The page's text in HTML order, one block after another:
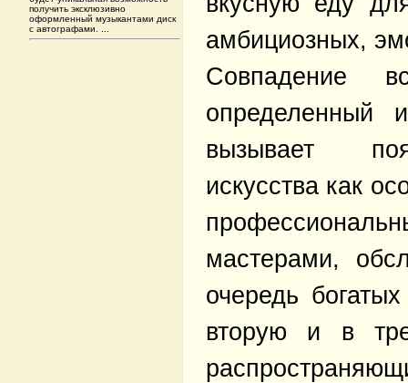
получить эксклюзивно
оформленный музыкантами диск
с автографами. ...
амбициозных,
Совпадение
определенный
вызывает
искусства как
мастерами,
очередь
вторую и в